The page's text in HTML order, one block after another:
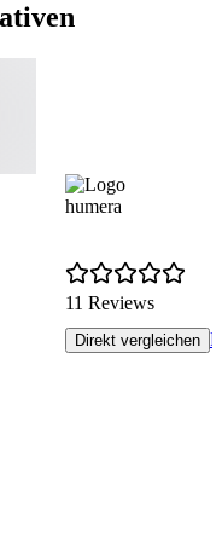
humera
11 Reviews
Direkt vergleichen